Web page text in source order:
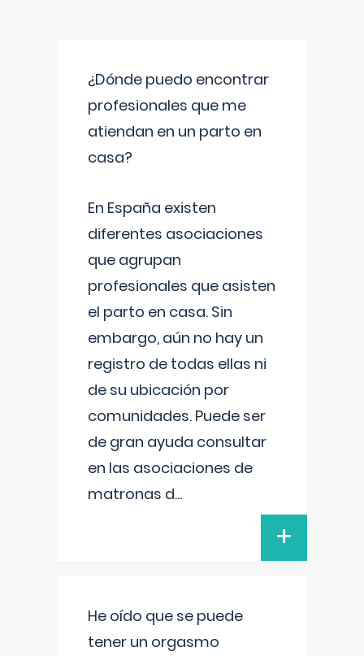
¿Dónde puedo encontrar
profesionales que me
atiendan en un parto en
casa?
En España existen
diferentes asociaciones
que agrupan
profesionales que asisten
el parto en casa. Sin
embargo, aún no hay un
registro de todas ellas ni
de su ubicación por
comunidades. Puede ser
de gran ayuda consultar
en las asociaciones de
matronas d...
+
He oído que se puede
tener un orgasmo